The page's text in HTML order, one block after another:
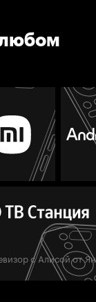
с Алисой от